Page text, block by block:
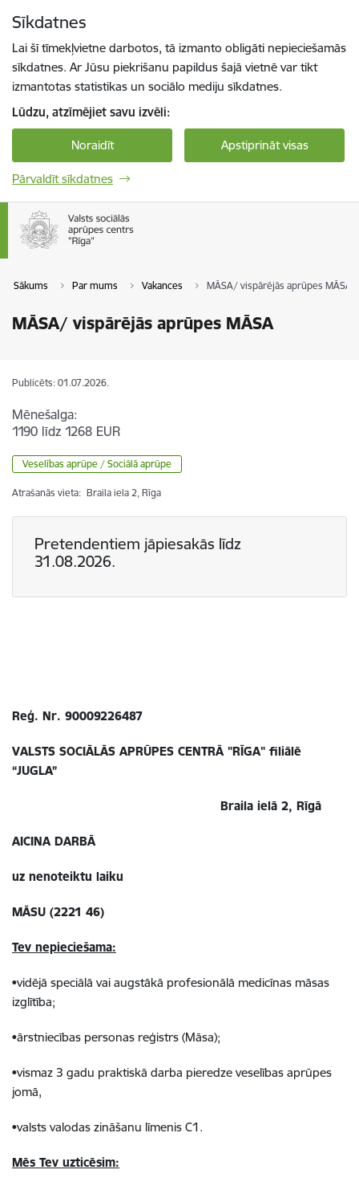
Sīkdatnes
Lai šī tīmekļvietne darbotos, tā izmanto obligāti nepieciešamās
sīkdatnes. Ar Jūsu piekrišanu papildus šajā vietnē var tikt
izmantotas statistikas un sociālo mediju sīkdatnes.
Lūdzu, atzīmējiet savu izvēli:
Noraidīt Apstiprināt visas
Pārvaldīt sīkdatnes
Sākums Par mums Vakances MĀSA/ vispārējās aprūpes MĀSA
MĀSA/ vispārējās aprūpes MĀSA
Publicēts: 01.07.2026.
Mēnešalga:
1190 līdz 1268 EUR
Veselības aprūpe / Sociālā aprūpe
Atrašanās vieta: Braila iela 2, Rīga
Pretendentiem jāpiesakās līdz
31.08.2026.
Reģ. Nr. 90009226487
VALSTS SOCIĀLĀS APRŪPES CENTRĀ "RĪGA" filiālē
“JUGLA”
Braila ielā 2, Rīgā
AICINA DARBĀ
uz nenoteiktu laiku
MĀSU (2221 46)
Tev nepieciešama:
•vidējā speciālā vai augstākā profesionālā medicīnas māsas
izglītība;
•ārstniecības personas reģistrs (Māsa);
•vismaz 3 gadu praktiskā darba pieredze veselības aprūpes
jomā,
•valsts valodas zināšanu līmenis C1.
Mēs Tev uzticēsim: